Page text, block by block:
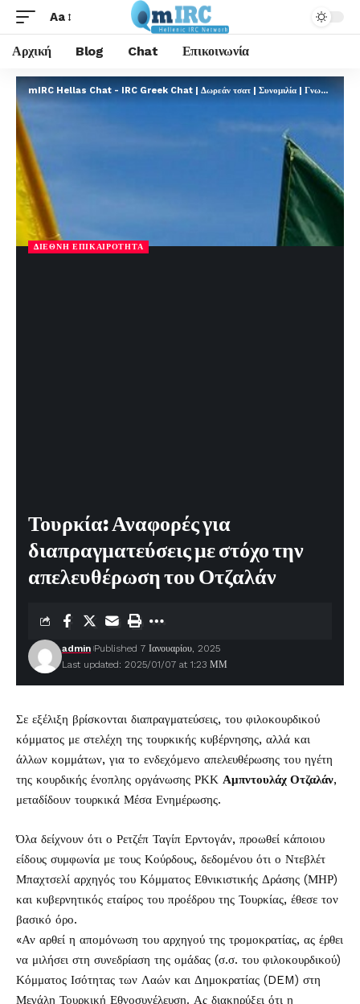
Aa
Αρχική Blog Chat Επικοινωνία
mIRC Hellas Chat - IRC Greek Chat | Δωρεάν τσατ | Συνομιλία | Γνωριμίες | FREE
ΔΙΕΘΝΉ ΕΠΙΚΑΙΡΌΤΗΤΑ
Τουρκία: Αναφορές για
διαπραγματεύσεις με στόχο την
απελευθέρωση του Οτζαλάν
Last updated: 2025/01/07 at 1:23 ΜΜ
admin Published 7 Ιανουαρίου, 2025
Σε εξέλιξη βρίσκονται διαπραγματεύσεις, του φιλοκουρδικού
κόμματος με στελέχη της τουρκικής κυβέρνησης, αλλά και
άλλων κομμάτων, για το ενδεχόμενο απελευθέρωσης του ηγέτη
της κουρδικής ένοπλης οργάνωσης ΡΚΚ Αμπντουλάχ Οτζαλάν,
μεταδίδουν τουρκικά Μέσα Ενημέρωσης.
Όλα δείχνουν ότι ο Ρετζέπ Ταγίπ Ερντογάν, προωθεί κάποιου
είδους συμφωνία με τους Κούρδους, δεδομένου ότι ο Ντεβλέτ
Μπαχτσελί αρχηγός του Κόμματος Εθνικιστικής Δράσης (ΜΗΡ)
και κυβερνητικός εταίρος του προέδρου της Τουρκίας, έθεσε τον
βασικό όρο.
«Αν αρθεί η απομόνωση του αρχηγού της τρομοκρατίας, ας έρθει
να μιλήσει στη συνεδρίαση της ομάδας (σ.σ. του φιλοκουρδικού)
Κόμματος Ισότητας των Λαών και Δημοκρατίας (DEM) στη
Μεγάλη Τουρκική Εθνοσυνέλευση. Ας διακηρύξει ότι η